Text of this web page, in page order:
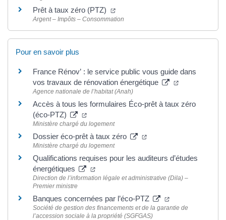
Prêt à taux zéro (PTZ)
Argent – Impôts – Consommation
Pour en savoir plus
France Rénov’ : le service public vous guide dans
vos travaux de rénovation énergétique
Agence nationale de l’habitat (Anah)
Accès à tous les formulaires Éco-prêt à taux zéro
(éco-PTZ)
Ministère chargé du logement
Dossier éco-prêt à taux zéro
Ministère chargé du logement
Qualifications requises pour les auditeurs d’études
énergétiques
Direction de l’information légale et administrative (Dila) –
Premier ministre
Banques concernées par l’éco-PTZ
Société de gestion des financements et de la garantie de
l’accession sociale à la propriété (SGFGAS)